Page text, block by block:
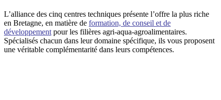
L’alliance des cinq centres techniques présente l’offre la plus riche
en Bretagne, en matière de formation, de conseil et de
développement pour les filières agri-aqua-agroalimentaires.
Spécialisés chacun dans leur domaine spécifique, ils vous proposent
une véritable complémentarité dans leurs compétences.